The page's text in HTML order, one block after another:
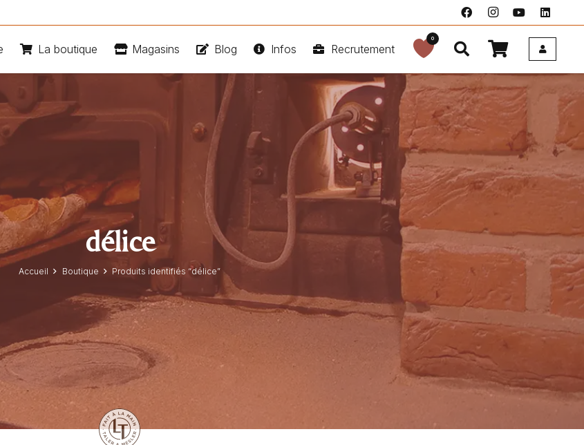
La boutique Magasins Blog Infos Recrutement
0
délice
Accueil Boutique Produits identifiés “délice”